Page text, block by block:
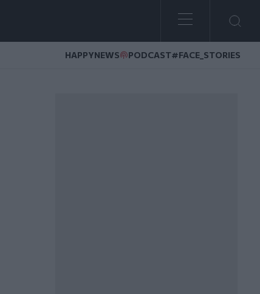
HAPPYNEWS PODCAST#FACE_STORIES